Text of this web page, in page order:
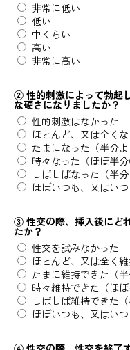
非常に低い
低い
中くらい
高い
非常に高い
② 性的刺激によって勃起
な硬さになりましたか？
性的刺激はなかった
ほとんど、又は全く
たまになった（半分よ
時々なった（ほぼ半分
しばしばなった（半
ほぼいつも、又はい
③ 性交の際、挿入後にど
たか？
性交を試みなかった
ほとんど、又は全く
たまに維持できた（
時々維持できた（ほぼ
しばしば維持できた
ほぼいつも、又はい